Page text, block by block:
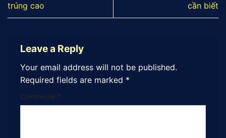
trúng cao
cần biết
Leave a Reply
Your email address will not be published.
Required fields are marked *
Comment *